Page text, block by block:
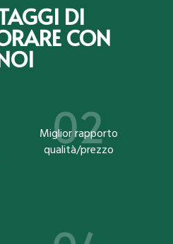
DI
CON
Miglior rapporto
qualità/prezzo